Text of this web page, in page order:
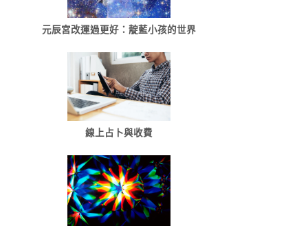
元辰宮改運過更好：靛藍小孩的世界
線上占卜與收費